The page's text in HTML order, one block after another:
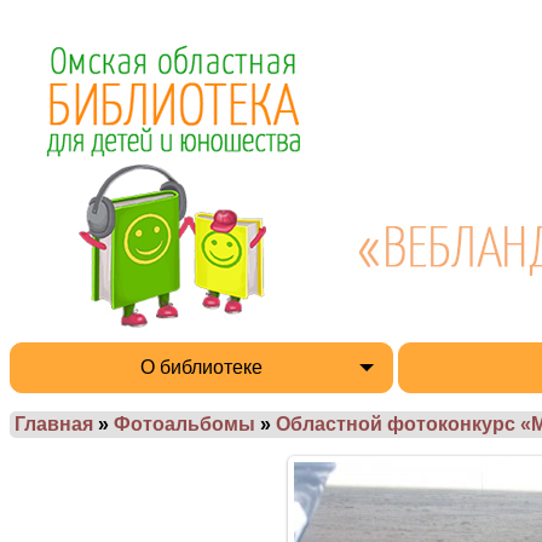
О библиотеке
Главная » Фотоальбомы » Областной фотоконкурс